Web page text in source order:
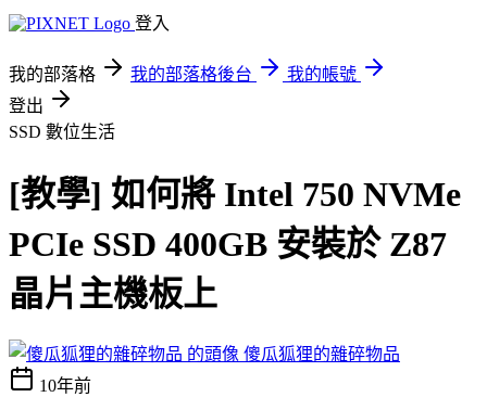
登入
我的部落格 我的部落格後台
我的帳號
登出
SSD 數位生活
[教學] 如何將 Intel 750 NVMe
PCIe SSD 400GB 安裝於 Z87
晶片主機板上
傻瓜狐狸的雜碎物品
10年前